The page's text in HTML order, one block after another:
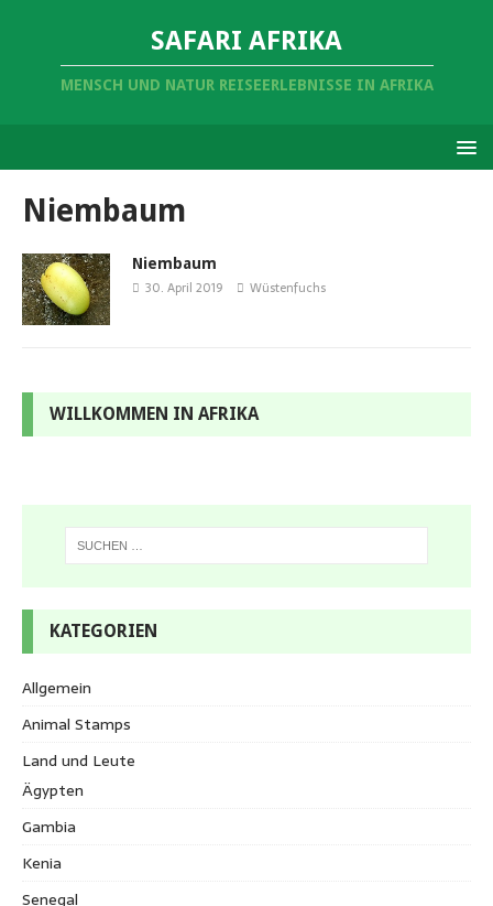
SAFARI AFRIKA
MENSCH UND NATUR REISEERLEBNISSE IN AFRIKA
Niembaum
Niembaum
30. April 2019 Wüstenfuchs
WILLKOMMEN IN AFRIKA
KATEGORIEN
Allgemein
Animal Stamps
Land und Leute
Ägypten
Gambia
Kenia
Senegal